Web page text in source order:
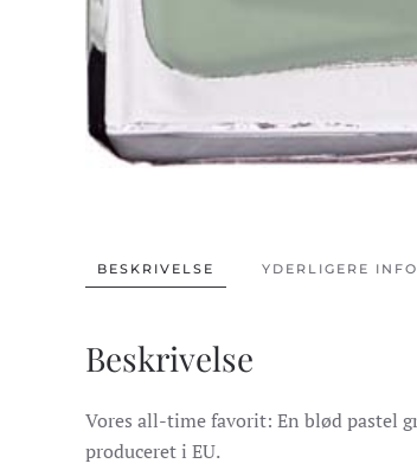
BESKRIVELSE YDERLIGERE
Beskrivelse
Vores all-time favorit: En blød pastel
produceret i EU.